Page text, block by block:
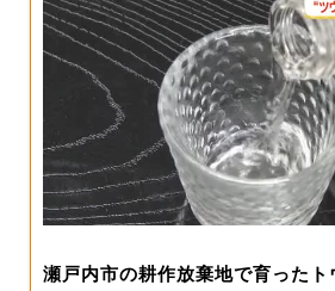
瀬戸内市の耕作放棄地で育ったト